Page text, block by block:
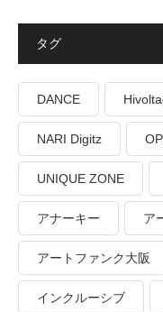
タグ
DANCE
NARI Digitz
UNIQUE ZONE
アナーキー ア
アートファンク大阪
インクルーシブ